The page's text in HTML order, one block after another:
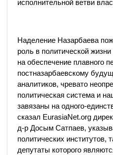
исполнительной ветви
Наделение Назарбаева
роль в политической
на обеспечение плавного
постназарбаевскому
аналитиков, чревато
политическая система и
завязаны на одного-
сказал EurasiaNet.org
д-р Досым Сатпаев,
политических институтов,
депутаты которого